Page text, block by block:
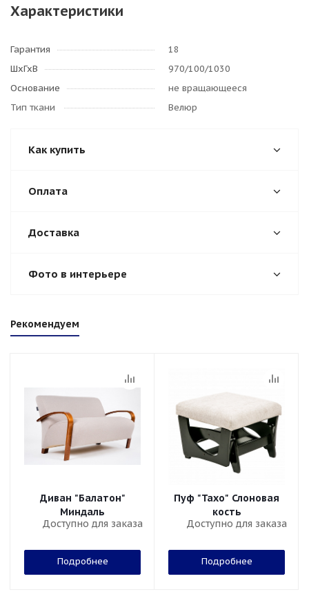
Характеристики
Гарантия
18
ШхГхВ
970/100/1030
Основание
не вращающееся
Тип ткани
Велюр
Как купить
Оплата
Доставка
Фото в интерьере
Рекомендуем
Диван "Балатон"
Миндаль
Доступно для заказа
Подробнее
Пуф "Тахо" Слоновая
кость
Доступно для заказа
Подробнее